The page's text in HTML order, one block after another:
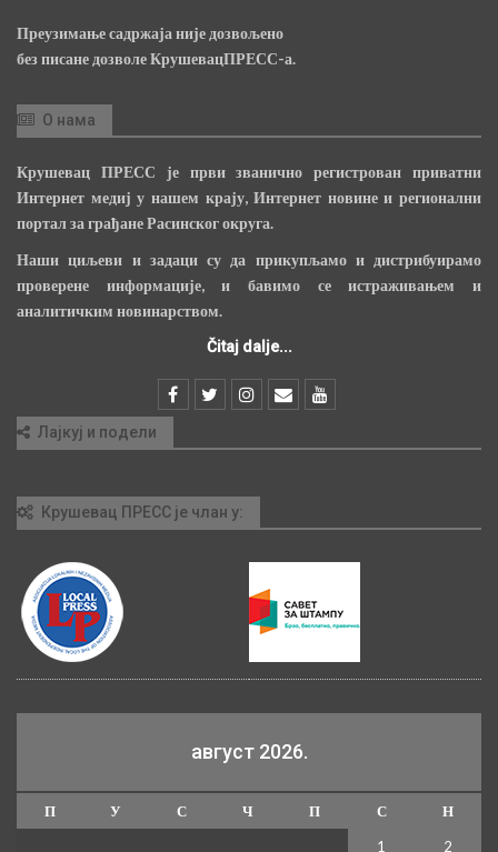
Преузимање садржаја није дозвољено
без писане дозволе КрушевацПРЕСС-а.
О нама
Крушевац ПРЕСС је први званично регистрован приватни
Интернет медиј у нашем крају, Интернет новине и регионални
портал за грађане Расинског округа.
Наши циљеви и задаци су да прикупљамо и дистрибуирамо
проверене информације, и бавимо се истраживањем и
аналитичким новинарством.
Čitaj dalje...
Лајкуј и подели
Крушевац ПРЕСС је члан у:
август 2026.
П У С Ч П С
Н
1
2